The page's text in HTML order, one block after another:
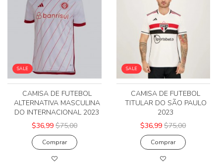
SALE
CAMISA DE FUTEBOL
ALTERNATIVA MASCULINA
DO INTERNACIONAL 2023
$36,99 $75,00
Comprar
SALE
CAMISA DE FUTEBOL
TITULAR DO SÃO PAULO
2023
$36,99 $75,00
Comprar